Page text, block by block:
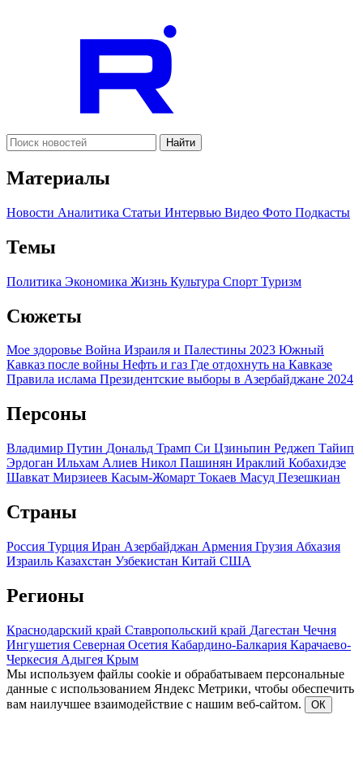
Найти
Материалы
Новости Аналитика Статьи Интервью Видео Фото Подкасты
Темы
Политика Экономика Жизнь Культура Спорт Туризм
Сюжеты
Мое здоровье Война Израиля и Палестины 2023 Южный
Кавказ после войны Нефть и газ Где отдохнуть на Кавказе
Правила ислама Президентские выборы в Азербайджане 2024
Персоны
Владимир Путин Дональд Трамп Си Цзиньпин Реджеп Тайип
Эрдоган Ильхам Алиев Никол Пашинян Ираклий Кобахидзе
Шавкат Мирзиеев Касым-Жомарт Токаев Масуд Пезешкиан
Страны
Россия Турция Иран Азербайджан Армения Грузия Абхазия
Израиль Казахстан Узбекистан Китай США
Регионы
Краснодарский край Ставропольский край Дагестан Чечня
Ингушетия Северная Осетия Кабардино-Балкария Карачаево-
Черкесия Адыгея Крым
Мы используем файлы cookie и обрабатываем персональные
данные с использованием Яндекс Метрики, чтобы обеспечить
вам наилучшее взаимодействие с нашим веб-сайтом.
ОК